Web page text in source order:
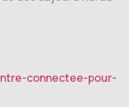
connectee-pour-